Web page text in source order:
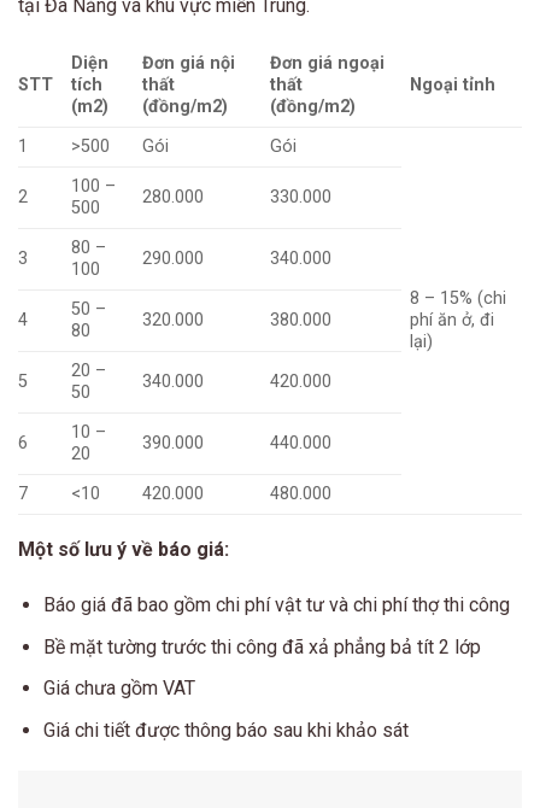
tại Đà Nẵng và khu vực miền Trung.
STT
Diện
tích
(m2)
Đơn giá nội
thất
(đồng/m2)
Đơn giá ngoại
thất
(đồng/m2)
Ngoại tỉnh
1 >500 Gói Gói
8 – 15% (chi
phí ăn ở, đi
lại)
2
100 –
500
280.000 330.000
3
80 –
100
290.000 340.000
4
50 –
80
320.000 380.000
5
20 –
50
340.000 420.000
6
10 –
20
390.000 440.000
7 <10 420.000 480.000
Một số lưu ý về báo giá:
Báo giá đã bao gồm chi phí vật tư và chi phí thợ thi công
Bề mặt tường trước thi công đã xả phẳng bả tít 2 lớp
Giá chưa gồm VAT
Giá chi tiết được thông báo sau khi khảo sát